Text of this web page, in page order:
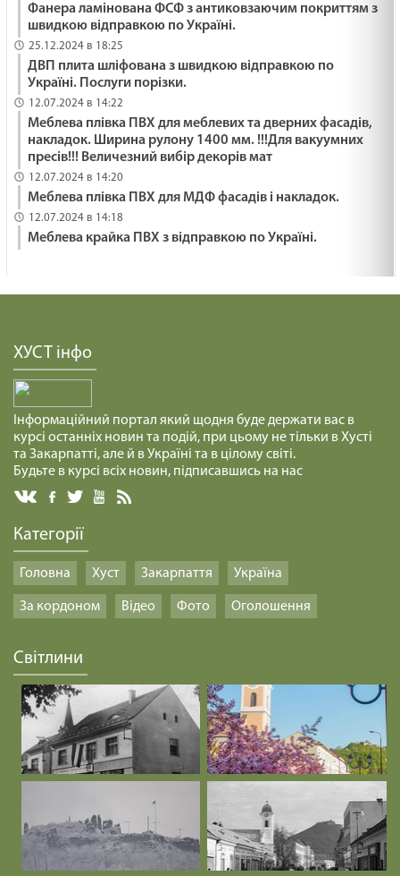
Фанера ламінована ФСФ з антиковзаючим покриттям з
швидкою відправкою по Україні.
25.12.2024 в 18:25
ДВП плита шліфована з швидкою відправкою по
Україні. Послуги порізки.
12.07.2024 в 14:22
Меблева плівка ПВХ для меблевих та дверних фасадів,
накладок. Ширина рулону 1400 мм. !!!Для вакуумних
пресів!!! Величезний вибір декорів мат
12.07.2024 в 14:20
Меблева плівка ПВХ для МДФ фасадів і накладок.
12.07.2024 в 14:18
Меблева крайка ПВХ з відправкою по Україні.
ХУСТ інфо
Інформаційний портал який щодня буде держати вас в
курсі останніх новин та подій, при цьому не тільки в Хусті
та Закарпатті, але й в Україні та в цілому світі.
Будьте в курсі всіх новин, підписавшись на нас
Категорії
Головна Хуст Закарпаття Україна
За кордоном Відео Фото Оголошення
Світлини